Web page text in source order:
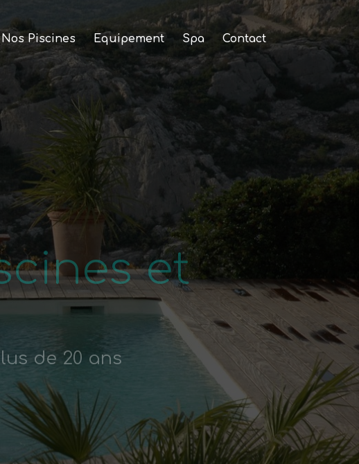
Nos Piscines Equipement Spa Contact
et
de 20 ans